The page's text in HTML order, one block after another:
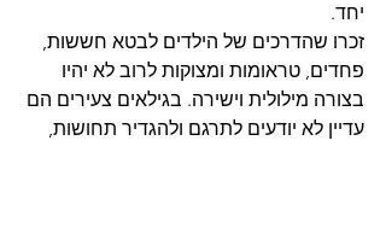
יחד.
זכרו שהדרכים של הילדים לבטא חששות,
פחדים, טראומות ומצוקות לרוב לא יהיו
בצורה מילולית וישירה. בגילאים צעירים הם
עדיין לא יודעים לתרגם ולהגדיר תחושות,